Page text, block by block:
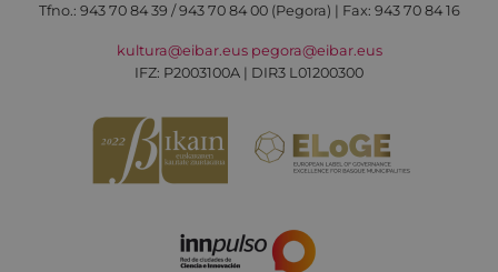
Tfno.: 943 70 84 39 / 943 70 84 00 (Pegora) | Fax: 943 70 84 16
kultura@eibar.eus pegora@eibar.eus
IFZ: P2003100A | DIR3 L01200300